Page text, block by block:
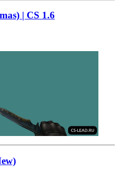
| CS 1.6